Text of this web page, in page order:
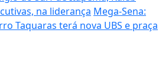
na liderança Mega-Sena:
Taquaras terá nova UBS e praça